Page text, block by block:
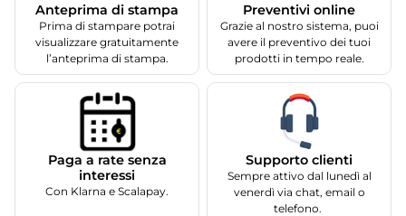
Anteprima di stampa
Prima di stampare potrai
visualizzare gratuitamente
l’anteprima di stampa.
Preventivi online
Grazie al nostro sistema, puoi
avere il preventivo dei tuoi
prodotti in tempo reale.
Paga a rate senza
interessi
Con Klarna e Scalapay.
Supporto clienti
Sempre attivo dal lunedì al
venerdì via chat, email o
telefono.